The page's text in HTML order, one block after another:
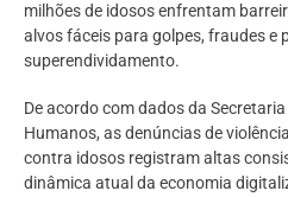
milhões de idosos enfrentam
alvos fáceis para golpes, fraudes e
superendividamento.
De acordo com dados da
Humanos, as denúncias de
contra idosos registram altas
dinâmica atual da economia